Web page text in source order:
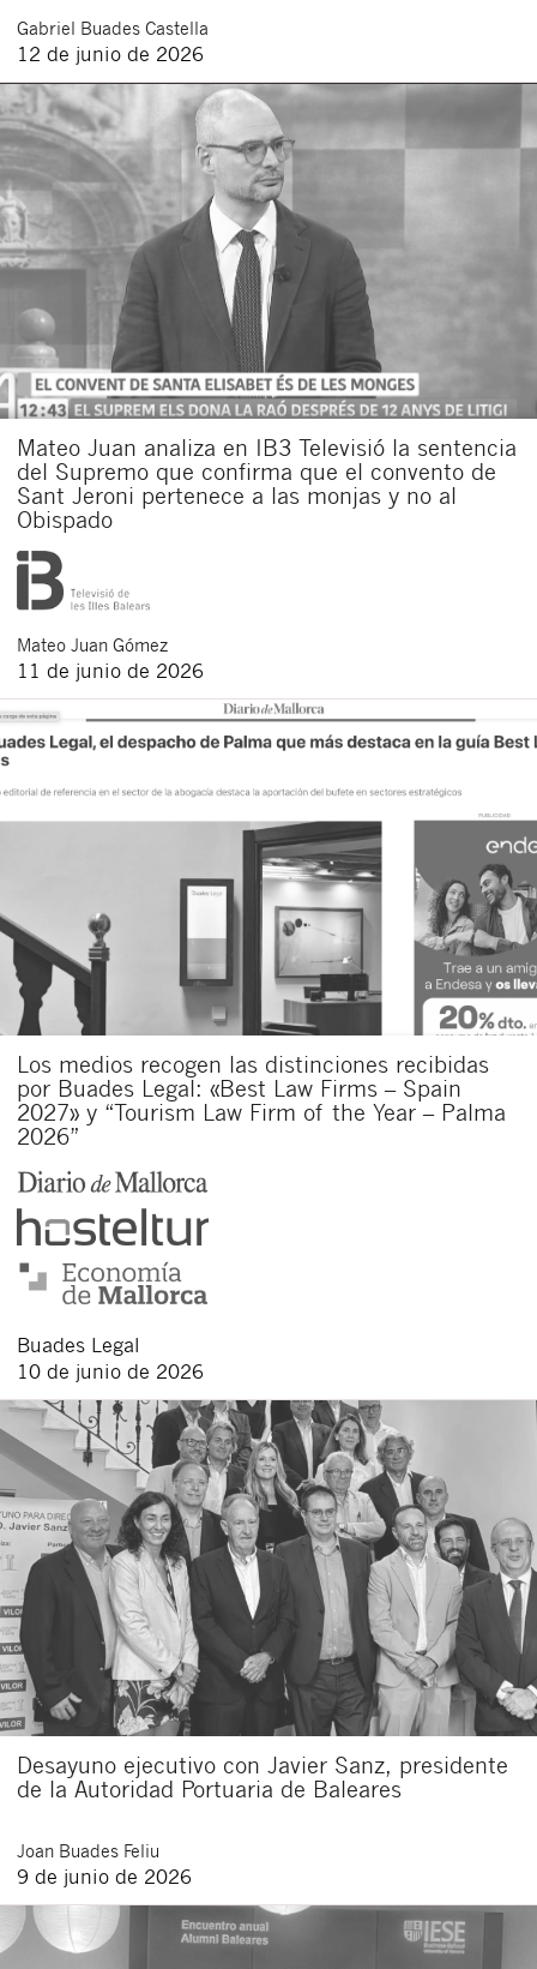
Gabriel Buades Castella
12 de junio de 2026
Mateo Juan analiza en IB3 Televisió la sentencia
del Supremo que confirma que el convento de
Sant Jeroni pertenece a las monjas y no al
Obispado
Mateo Juan Gómez
11 de junio de 2026
Los medios recogen las distinciones recibidas
por Buades Legal: «Best Law Firms – Spain
2027» y “Tourism Law Firm of the Year – Palma
2026”
Buades Legal
10 de junio de 2026
Desayuno ejecutivo con Javier Sanz, presidente
de la Autoridad Portuaria de Baleares
Joan Buades Feliu
9 de junio de 2026
Acepto recibir comunicaciones sobre nuevos
artículos legales.
Acepto
las
condiciones
legales
yde
privacidad
de esta
web.
Al pulsar el botón de envío manifiesta haber leído la siguiente
información básica sobre privacidad: El responsable del tratamiento
es Buades Legal S.L. La finalidad es la atención a su solicitud. Tiene
derecho a acceder, rectificar y suprimir los datos, así como otros
derechos como se explica en lapolítica de privacidad de nuestra web